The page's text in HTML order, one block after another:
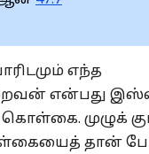
எந்த
என்பது
முழுக்
தான்